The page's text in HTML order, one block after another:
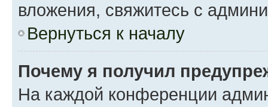
вложения, свяжитесь с
Вернуться к началу
Почему я получил
На каждой конференции